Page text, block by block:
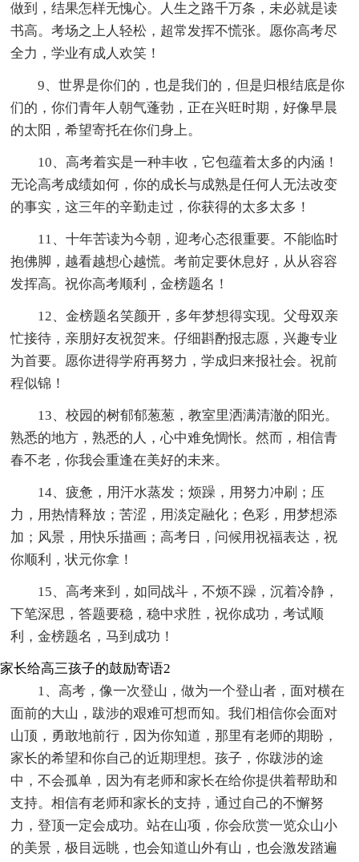
做到，结果怎样无愧心。人生之路千万条，未必就是读
书高。考场之上人轻松，超常发挥不慌张。愿你高考尽
全力，学业有成人欢笑！
9、世界是你们的，也是我们的，但是归根结底是你
们的，你们青年人朝气蓬勃，正在兴旺时期，好像早晨
的太阳，希望寄托在你们身上。
10、高考着实是一种丰收，它包蕴着太多的内涵！
无论高考成绩如何，你的成长与成熟是任何人无法改变
的事实，这三年的辛勤走过，你获得的太多太多！
11、十年苦读为今朝，迎考心态很重要。不能临时
抱佛脚，越看越想心越慌。考前定要休息好，从从容容
发挥高。祝你高考顺利，金榜题名！
12、金榜题名笑颜开，多年梦想得实现。父母双亲
忙接待，亲朋好友祝贺来。仔细斟酌报志愿，兴趣专业
为首要。愿你进得学府再努力，学成归来报社会。祝前
程似锦！
13、校园的树郁郁葱葱，教室里洒满清澈的阳光。
熟悉的地方，熟悉的人，心中难免惆怅。然而，相信青
春不老，你我会重逢在美好的未来。
14、疲惫，用汗水蒸发；烦躁，用努力冲刷；压
力，用热情释放；苦涩，用淡定融化；色彩，用梦想添
加；风景，用快乐描画；高考日，问候用祝福表达，祝
你顺利，状元你拿！
15、高考来到，如同战斗，不烦不躁，沉着冷静，
下笔深思，答题要稳，稳中求胜，祝你成功，考试顺
利，金榜题名，马到成功！
家长给高三孩子的鼓励寄语2
1、高考，像一次登山，做为一个登山者，面对横在
面前的大山，跋涉的艰难可想而知。我们相信你会面对
山顶，勇敢地前行，因为你知道，那里有老师的期盼，
家长的希望和你自己的近期理想。孩子，你跋涉的途
中，不会孤单，因为有老师和家长在给你提供着帮助和
支持。相信有老师和家长的支持，通过自己的不懈努
力，登顶一定会成功。站在山项，你会欣赏一览众山小
的美景，极目远眺，也会知道山外有山，也会激发踏遍